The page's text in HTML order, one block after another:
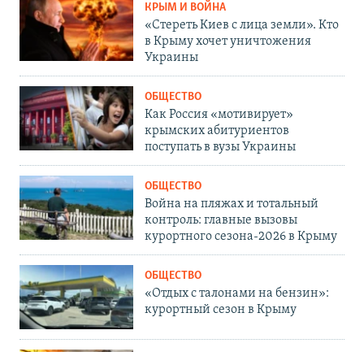
КРЫМ И ВОЙНА
«Стереть Киев с лица земли». Кто
в Крыму хочет уничтожения
Украины
ОБЩЕСТВО
Как Россия «мотивирует»
крымских абитуриентов
поступать в вузы Украины
ОБЩЕСТВО
Война на пляжах и тотальный
контроль: главные вызовы
курортного сезона-2026 в Крыму
ОБЩЕСТВО
«Отдых с талонами на бензин»:
курортный сезон в Крыму